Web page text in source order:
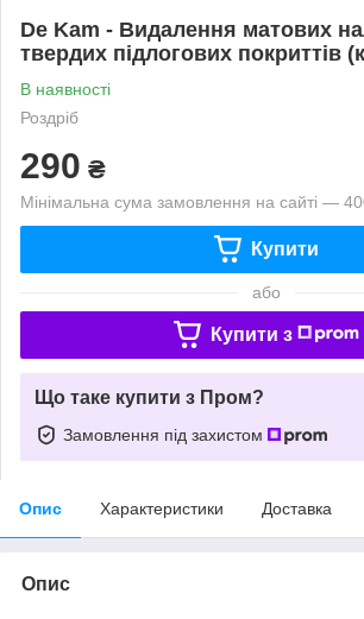
De Kam - Видалення матових
твердих підлогових покриттів
В наявності
Роздріб
290 ₴
Мінімальна сума замовлення на сайті —
Купити
або
Купити з
Що таке купити з Пром?
Замовлення під захистом
Опис Характеристики Доставка
Опис